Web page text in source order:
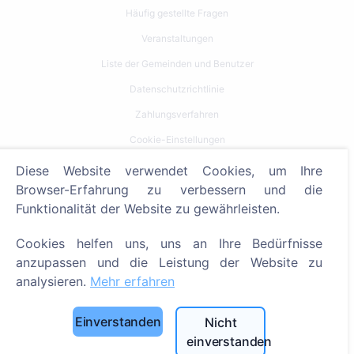
Häufig gestellte Fragen
Veranstaltungen
Liste der Gemeinden und Benutzer
Datenschutzrichtlinie
Zahlungsverfahren
Cookie-Einstellungen
Suche
Bestattete suchen
Dienstleistungen
Kontakt
SIA "CEMETY", LV40103618951
Diese Website verwendet Cookies, um Ihre
Browser-Erfahrung zu verbessern und die
Funktionalität der Website zu gewährleisten.
Cookies helfen uns, uns an Ihre Bedürfnisse
anzupassen und die Leistung der Website zu
analysieren. Mehr erfahren
Einverstanden
Nicht
einverstanden